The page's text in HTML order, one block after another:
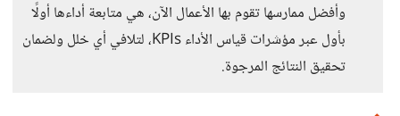
وأفضل ممارسها تقوم بها الأعمال الآن، هي متابعة أداءها أولًا
بأول عبر مؤشرات قياس الأداء KPIs، لتلافي أي خلل ولضمان
تحقيق النتائج المرجوة.